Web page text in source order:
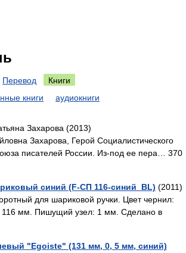
Перевод
Книги
книги аудиокниги
Захарова (2013)
Захарова, Герой Социалистического
писателей России. Из-под ее пера… 370
синий (F-СП 116-синий_BL) (2011)
для шариковой ручки. Цвет чернил:
116 мм. Пишущий узел: 1 мм. Сделано в
"Egoiste" (131 мм, 0, 5 мм, синий)